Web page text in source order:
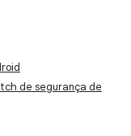
de segurança de